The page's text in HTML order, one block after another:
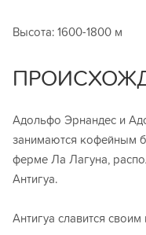
Высота: 1600-1800 м
Адольфо Эрнандес и
занимаются кофейным
ферме Ла Лагуна,
Антигуа.
Антигуа славится